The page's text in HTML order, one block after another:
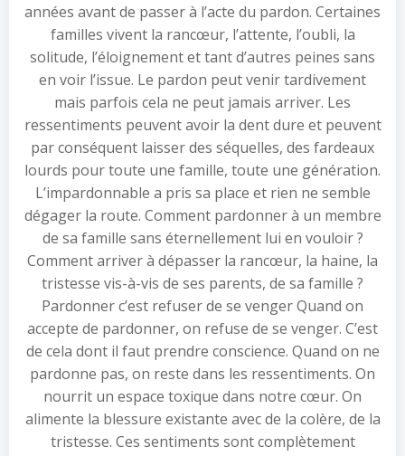
années avant de passer à l’acte du pardon. Certaines
familles vivent la rancœur, l’attente, l’oubli, la
solitude, l’éloignement et tant d’autres peines sans
en voir l’issue. Le pardon peut venir tardivement
mais parfois cela ne peut jamais arriver. Les
ressentiments peuvent avoir la dent dure et peuvent
par conséquent laisser des séquelles, des fardeaux
lourds pour toute une famille, toute une génération.
L’impardonnable a pris sa place et rien ne semble
dégager la route. Comment pardonner à un membre
de sa famille sans éternellement lui en vouloir ?
Comment arriver à dépasser la rancœur, la haine, la
tristesse vis-à-vis de ses parents, de sa famille ?
Pardonner c’est refuser de se venger Quand on
accepte de pardonner, on refuse de se venger. C’est
de cela dont il faut prendre conscience. Quand on ne
pardonne pas, on reste dans les ressentiments. On
nourrit un espace toxique dans notre cœur. On
alimente la blessure existante avec de la colère, de la
tristesse. Ces sentiments sont complètement